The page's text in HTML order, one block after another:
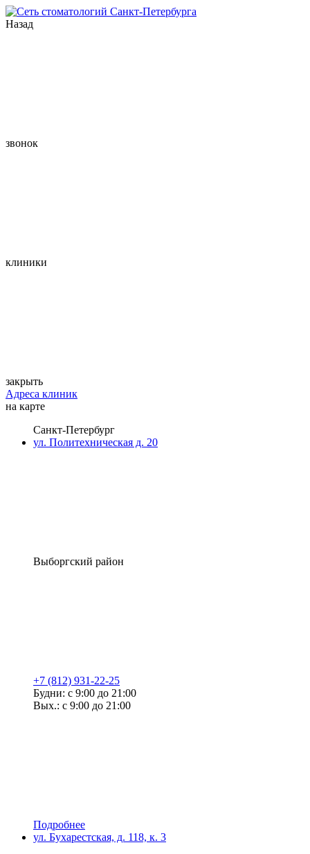
Назад
звонок
клиники
закрыть
Адреса клиник
на карте
Санкт-Петербург
ул. Политехническая д. 20
Выборгский район
+7 (812) 931-22-25
Будни: с 9:00 до 21:00
Вых.: с 9:00 до 21:00
Подробнее
ул. Бухарестская, д. 118, к. 3